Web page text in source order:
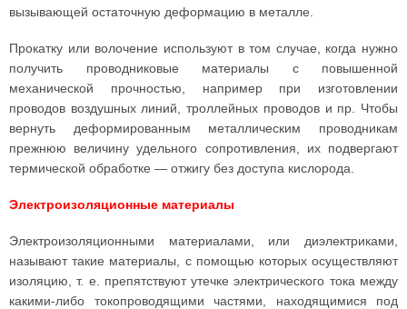
вызывающей остаточную деформацию в металле.
Прокатку или волочение используют в том случае, когда нужно
получить проводниковые материалы с повышенной
механической прочностью, например при изготовлении
проводов воздушных линий, троллейных проводов и пр. Чтобы
вернуть деформированным металлическим проводникам
прежнюю величину удельного сопротивления, их подвергают
термической обработке — отжигу без доступа кислорода.
Электроизоляционные материалы
Электроизоляционными материалами, или диэлектриками,
называют такие материалы, с помощью которых осуществляют
изоляцию, т. е. препятствуют утечке электрического тока между
какими-либо токопроводящими частями, находящимися под